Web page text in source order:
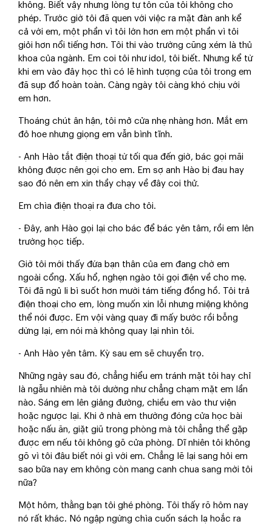
không. Biết vậy nhưng lòng tự tôn của tôi không cho
phép. Trước giờ tôi đã quen với việc ra mặt đàn anh kể
cả với em, một phần vì tôi lớn hơn em một phần vì tôi
giỏi hơn nổi tiếng hơn. Tôi thi vào trường cũng xém là thủ
khoa của ngành. Em coi tôi như idol, tôi biết. Nhưng kể từ
khi em vào đây học thì có lẽ hình tượng của tôi trong em
đã sụp đổ hoàn toàn. Càng ngày tôi càng khó chịu với
em hơn.
Thoáng chút ân hận, tôi mở cửa nhẹ nhàng hơn. Mắt em
đỏ hoe nhưng giọng em vẫn bình tĩnh.
- Anh Hào tắt điện thoại từ tối qua đến giờ, bác gọi mãi
không được nên gọi cho em. Em sợ anh Hào bị đau hay
sao đó nên em xin thầy chạy về đây coi thử.
Em chìa điện thoại ra đưa cho tôi.
- Đây, anh Hào gọi lại cho bác để bác yên tâm, rồi em lên
trường học tiếp.
Giờ tôi mới thấy đứa bạn thân của em đang chờ em
ngoài cổng. Xấu hổ, nghẹn ngào tôi gọi điện về cho mẹ.
Tôi đã ngủ li bì suốt hơn mười tám tiếng đồng hồ. Tôi trả
điện thoại cho em, lòng muốn xin lỗi nhưng miệng không
thể nói được. Em vội vàng quay đi mấy bước rồi bỗng
dừng lại, em nói mà không quay lại nhìn tôi.
- Anh Hào yên tâm. Kỳ sau em sẽ chuyển trọ.
Những ngày sau đó, chẳng hiểu em tránh mặt tôi hay chỉ
là ngẫu nhiên mà tôi dường như chẳng chạm mặt em lần
nào. Sáng em lên giảng đường, chiều em vào thư viện
hoặc ngược lại. Khi ở nhà em thường đóng cửa học bài
hoặc nấu ăn, giặt giũ trong phòng mà tôi chẳng thể gặp
được em nếu tôi không gõ cửa phòng. Dĩ nhiên tôi không
gõ vì tôi đâu biết nói gì với em. Chẳng lẽ lại sang hỏi em
sao bữa nay em không còn mang canh chua sang mời tôi
nữa?
Một hôm, thằng bạn tôi ghé phòng. Tôi thấy rõ hôm nay
nó rất khác. Nó ngập ngừng chìa cuốn sách lạ hoắc ra